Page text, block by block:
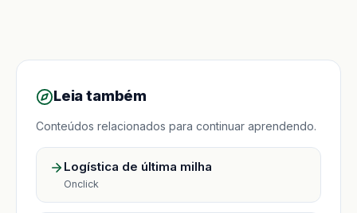
Leia também
Conteúdos relacionados para continuar aprendendo.
Logística de última milha
Onclick